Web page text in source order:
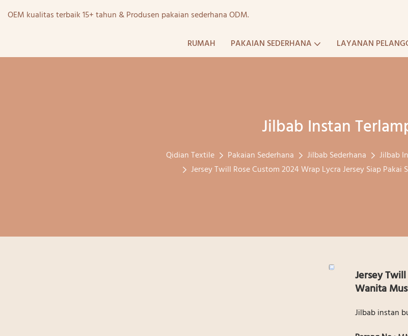
OEM kualitas terbaik 15+ tahun & Produsen pakaian sederhana ODM.
RUMAH PAKAIAN SEDERHANA LAYANAN
Jilbab Instan
Qidian Textile Pakaian Sederhana Jilbab Sederhana Jilbab
Jersey Twill Rose Custom 2024 Wrap Lycra Jersey Siap
Jersey
Wanita
Jilbab instan